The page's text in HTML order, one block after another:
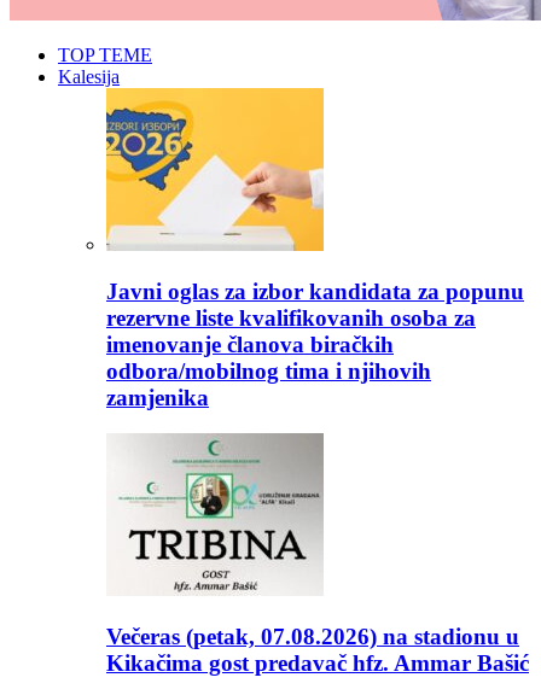
TOP TEME
Kalesija
Javni oglas za izbor kandidata za popunu
rezervne liste kvalifikovanih osoba za
imenovanje članova biračkih
odbora/mobilnog tima i njihovih
zamjenika
Večeras (petak, 07.08.2026) na stadionu u
Kikačima gost predavač hfz. Ammar Bašić